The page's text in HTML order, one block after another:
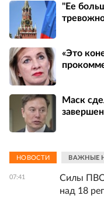
"Ее
«Это
Маск
НОВОСТИ ВАЖНЫЕ
07:41
Силы ПВО
над 18